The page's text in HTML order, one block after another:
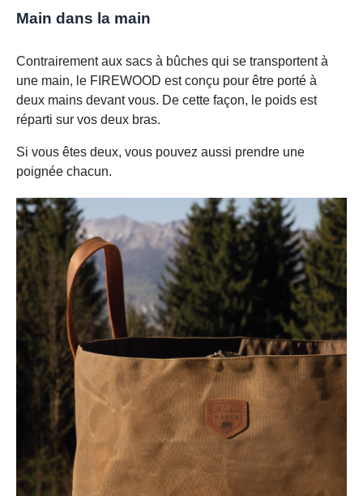
Main dans la main
Contrairement aux sacs à bûches qui se transportent à
une main, le FIREWOOD est conçu pour être porté à
deux mains devant vous. De cette façon, le poids est
réparti sur vos deux bras.
Si vous êtes deux, vous pouvez aussi prendre une
poignée chacun.